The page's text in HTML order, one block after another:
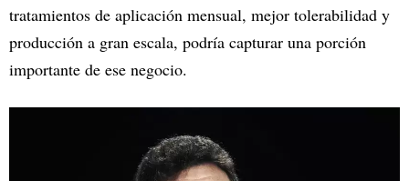
tratamientos de aplicación mensual, mejor tolerabilidad y
producción a gran escala, podría capturar una porción
importante de ese negocio.